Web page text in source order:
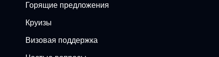
Горящие предложения
Круизы
Визовая поддержка